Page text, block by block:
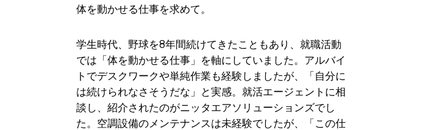
体を動かせる仕事を求めて。
学生時代、野球を8年間続けてきたこともあり、就職活動
では「体を動かせる仕事」を軸にしていました。アルバイ
トでデスクワークや単純作業も経験しましたが、「自分に
は続けられなさそうだな」と実感。就活エージェントに相
談し、紹介されたのがニッタエアソリューションズでし
た。空調設備のメンテナンスは未経験でしたが、「この仕